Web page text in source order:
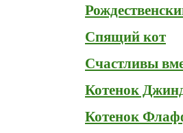
Спящий кот
Счастливы
Котенок
Котенок